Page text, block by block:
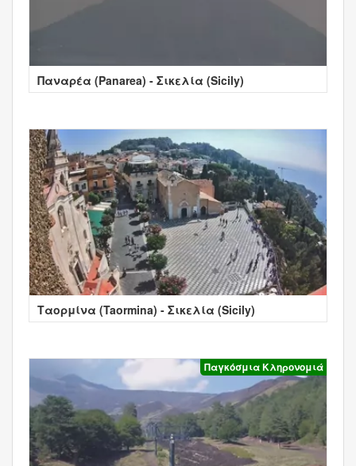
Παναρέα (Panarea) - Σικελία (Sicily)
Ταορμίνα (Taormina) - Σικελία (Sicily)
Παγκόσμια Κληρονομιά